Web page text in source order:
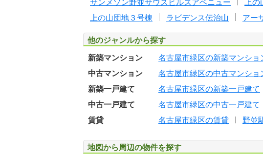
サンメゾン野並サウスヒルズアベニュー
上
上の山団地３号棟
ラビデンス伝治山 アー
他のジャンルから探す
新築マンション 名古屋市緑区の新築マンショ
中古マンション
名古屋市緑区の中古マンショ
新築一戸建て
名古屋市緑区の新築一戸建て
中古一戸建て
名古屋市緑区の中古一戸建て
賃貸
名古屋市緑区の賃貸 野並
地図から周辺の物件を探す